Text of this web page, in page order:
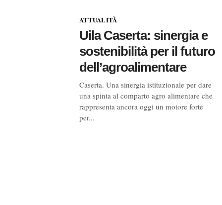
ATTUALITÀ
Uila Caserta: sinergia e
sostenibilità per il futuro
dell’agroalimentare
Caserta. Una sinergia istituzionale per dare
una spinta al comparto agro alimentare che
rappresenta ancora oggi un motore forte
per...